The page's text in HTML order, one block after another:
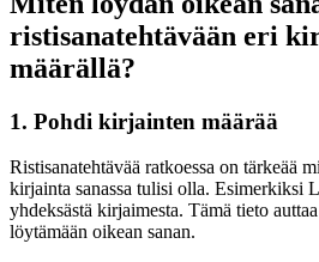
ristisanatehtävään eri
määrällä?
1. Pohdi kirjainten määrää
Ristisanatehtävää ratkoessa on tärkeää
kirjainta sanassa tulisi olla. Esimerkiksi
yhdeksästä kirjaimesta. Tämä tieto
löytämään oikean sanan.